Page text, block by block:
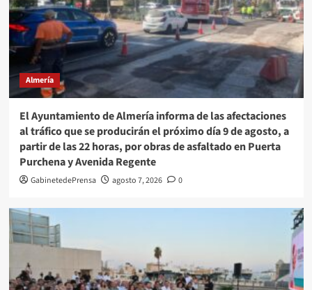
Almería
El Ayuntamiento de Almería informa de las afectaciones
al tráfico que se producirán el próximo día 9 de agosto, a
partir de las 22 horas, por obras de asfaltado en Puerta
Purchena y Avenida Regente
GabinetedePrensa agosto 7, 2026 0